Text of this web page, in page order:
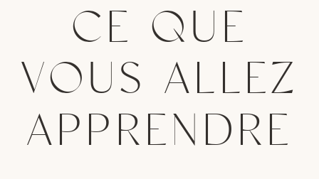
CE QUE
VOUS ALLEZ
APPRENDRE